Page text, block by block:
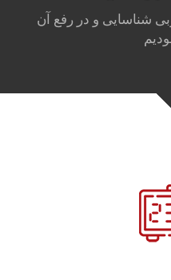
شناسایی و در رفع آن